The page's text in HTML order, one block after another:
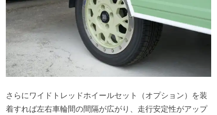
さらにワイドトレッドホイールセット（オプション）を装
着すれば左右車輪間の間隔が広がり、走行安定性がアップ